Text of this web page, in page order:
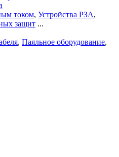
током, Устройства РЗА,
защит ...
, Паяльное оборудование,